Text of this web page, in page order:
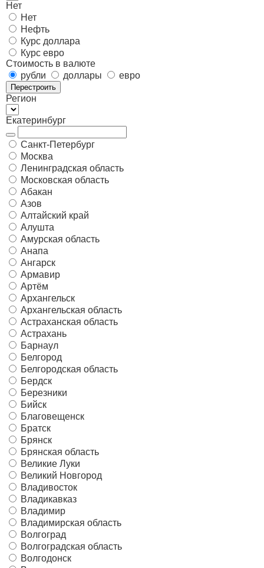
Нет
Нет
Нефть
Курс доллара
Курс евро
Стоимость в валюте
рубли
доллары евро
Перестроить
Регион
Екатеринбург
Санкт-Петербург
Москва
Ленинградская область
Московская область
Абакан
Азов
Алтайский край
Алушта
Амурская область
Анапа
Ангарск
Армавир
Артём
Архангельск
Архангельская область
Астраханская область
Астрахань
Барнаул
Белгород
Белгородская область
Бердск
Березники
Бийск
Благовещенск
Братск
Брянск
Брянская область
Великие Луки
Великий Новгород
Владивосток
Владикавказ
Владимир
Владимирская область
Волгоград
Волгоградская область
Волгодонск